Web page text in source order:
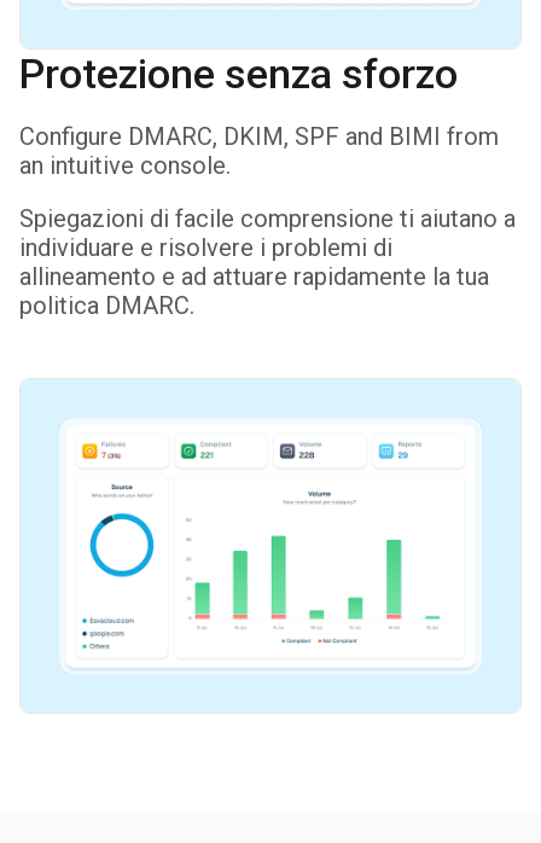
Protezione senza sforzo
Configure DMARC, DKIM, SPF and BIMI from
an intuitive console.
Spiegazioni di facile comprensione ti aiutano a
individuare e risolvere i problemi di
allineamento e ad attuare rapidamente la tua
politica DMARC.